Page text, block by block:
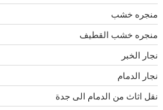
منجره خشب
منجره خشب القطيف
نجار الخبر
نجار الدمام
نقل اثاث من الدمام الى جدة